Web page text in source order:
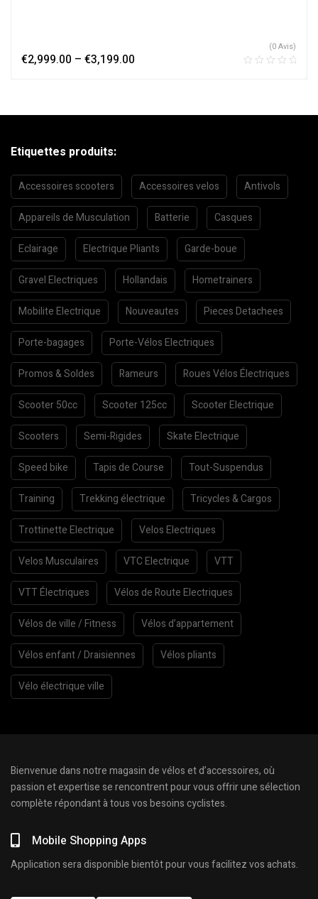
€2,999.00 – €3,199.00
(0 Avis)
Etiquettes produits:
Accessoires scooters Accessoires velos Antivols
Appareils de Musculation Batterie Casques
Eclairage Electrique Pliants Garde-boue
Gravel Electriques Hollandais Hometrainers
Mobilite Electrique Nouveautes Pieces Detachees
Porte-bagages Porte-Vélos Electriques
Promos & Soldes Rameurs Roues Vélos Électriques
Scooter 50cc Scooter 125cc Scooter Electrique
Scooters Semi-Rigides Skate Electrique
Speed bike Tapis de Course Tout-Suspendus
Training Trekking électrique Tricycles & Cargos
Trottinette Electrique Velos Electriques
Velos Musculaires VTC Electrique VTT
VTT Électriques Vélos de Route Electriques
Vélos de ville / Fitness Vélos d’appartement
Vélos enfant / Draisiennes Vélos pliants
Vélo électrique ville
Bienvenue dans notre magasin de vélos et d’accessoires, où
passion et expertise se rencontrent pour vous offrir une sélection
complète répondant à tous vos besoins cyclistes.
Mobile Shopping Apps
Application sera disponible bientôt pour vous facilitez vos achats.